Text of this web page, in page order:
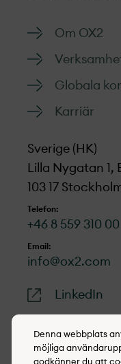
Om OX2
Globala
Karriär
Sverige (HK)
Lilla Nygatan 1,
103 17
Telefon:
+46 8 559 310 00
Email:
info@ox2.com
LinkedIn
Denna webbplats
möjliga